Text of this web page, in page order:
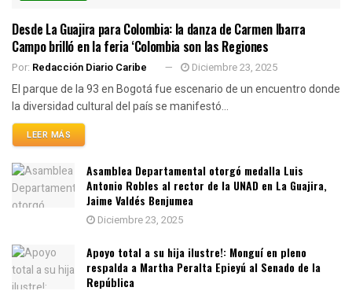
Desde La Guajira para Colombia: la danza de Carmen Ibarra
Campo brilló en la feria ‘Colombia son las Regiones
Por: Redacción Diario Caribe Diciembre 23, 2025
El parque de la 93 en Bogotá fue escenario de un encuentro donde
la diversidad cultural del país se manifestó...
LEER MÁS
Asamblea Departamental otorgó medalla Luis
Antonio Robles al rector de la UNAD en La Guajira,
Jaime Valdés Benjumea
Diciembre 23, 2025
Apoyo total a su hija ilustre!: Monguí en pleno
respalda a Martha Peralta Epieyú al Senado de la
República